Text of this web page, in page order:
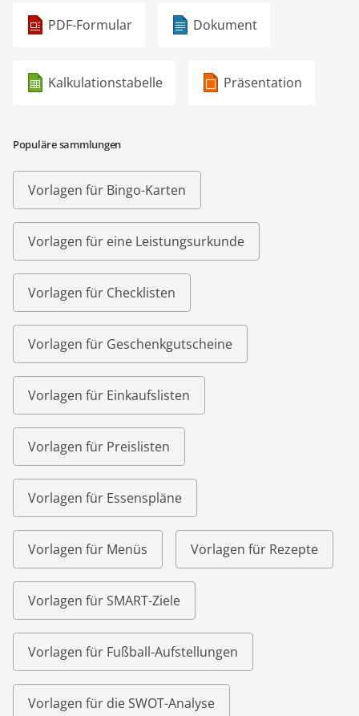
PDF-Formular Dokument
Kalkulationstabelle Präsentation
Populäre sammlungen
Vorlagen für Bingo-Karten
Vorlagen für eine Leistungsurkunde
Vorlagen für Checklisten
Vorlagen für Geschenkgutscheine
Vorlagen für Einkaufslisten
Vorlagen für Preislisten
Vorlagen für Essenspläne
Vorlagen für Menüs Vorlagen für Rezepte
Vorlagen für SMART-Ziele
Vorlagen für Fußball-Aufstellungen
Vorlagen für die SWOT-Analyse